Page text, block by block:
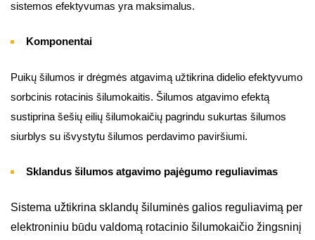
sistemos efektyvumas yra maksimalus.
Komponentai
Puikų šilumos ir drėgmės atgavimą užtikrina didelio efektyvumo
sorbcinis rotacinis šilumokaitis. Šilumos atgavimo efektą
sustiprina šešių eilių šilumokaičių pagrindu sukurtas šilumos
siurblys su išvystytu šilumos perdavimo paviršiumi.
Sklandus šilumos atgavimo pajėgumo reguliavimas
Sistema užtikrina sklandų šiluminės galios reguliavimą per
elektroniniu būdu valdomą rotacinio šilumokaičio žingsninį